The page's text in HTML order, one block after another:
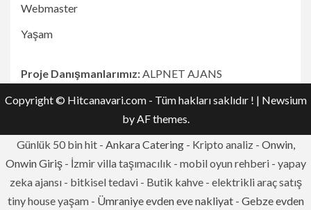
Webmaster
Yaşam
Proje Danışmanlarımız: ALPNET AJANS
Copyright © Hitcanavari.com - Tüm hakları saklıdır ! | Newsium
by AF themes.
Günlük 50 bin hit - Ankara Catering- Kripto analiz - Onwin,
Onwin Giriş- İzmir villa taşımacılık - mobil oyun rehberi - yapay
zeka ajansı - bitkisel tedavi - Butik kahve - elektrikli araç satış
tiny house yaşam - Ümraniye evden eve nakliyat- Gebze evden